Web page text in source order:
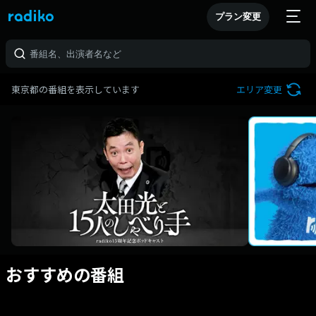
プラン変更
東京都の番組を表示しています エリア変更
おすすめの番組